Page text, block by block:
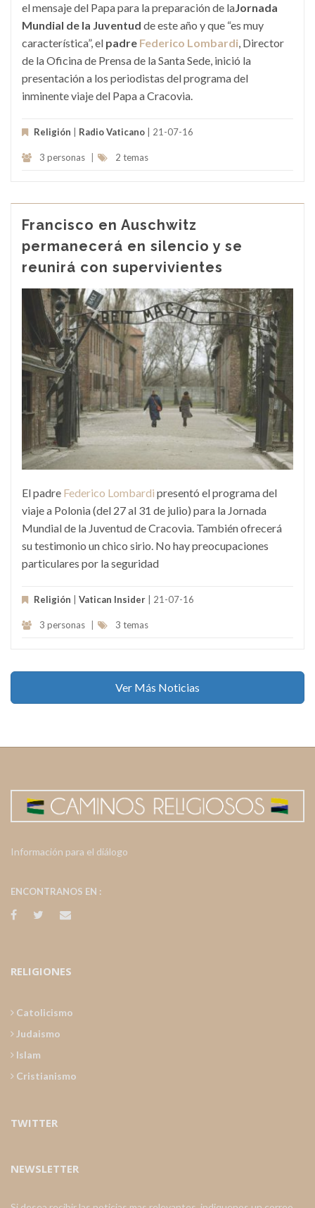
el mensaje del Papa para la preparación de laJornada
Mundial de la Juventud de este año y que “es muy
característica”, el padre Federico Lombardi, Director
de la Oficina de Prensa de la Santa Sede, inició la
presentación a los periodistas del programa del
inminente viaje del Papa a Cracovia.
Religión Radio Vaticano | 21-07-16
3 personas 2 temas
Francisco en Auschwitz
permanecerá en silencio y se
reunirá con supervivientes
El padre Federico Lombardi presentó el programa del
viaje a Polonia (del 27 al 31 de julio) para la Jornada
Mundial de la Juventud de Cracovia. También ofrecerá
su testimonio un chico sirio. No hay preocupaciones
particulares por la seguridad
Religión Vatican Insider | 21-07-16
3 personas 3 temas
Ver Más Noticias
Información para el diálogo
ENCONTRANOS EN :
RELIGIONES
Catolicismo
Judaismo
Islam
Cristianismo
TWITTER
NEWSLETTER